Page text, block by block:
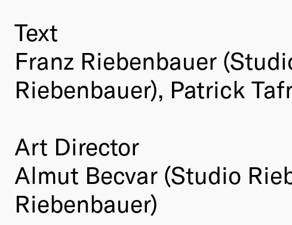
Text
Franz Riebenbauer
Riebenbauer), Patrick
Art Director
Almut Becvar (Studio
Riebenbauer)